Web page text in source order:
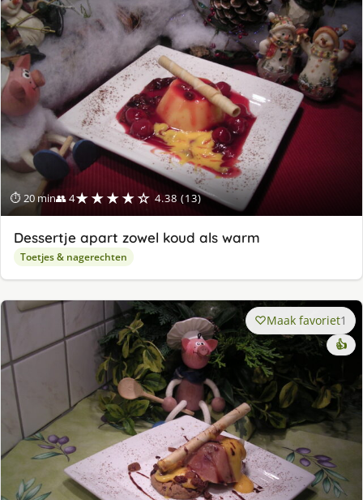
⏱ 20 min👥 4★★★★☆ 4.38 (13)
Dessertje apart zowel koud als warm
Toetjes & nagerechten
Maak favoriet1
👍